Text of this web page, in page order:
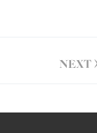
NEXT